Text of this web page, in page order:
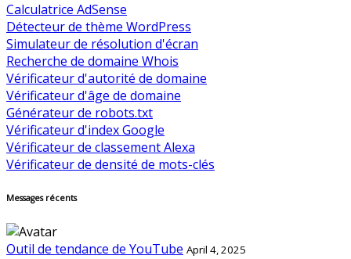
Calculatrice AdSense
Détecteur de thème WordPress
Simulateur de résolution d'écran
Recherche de domaine Whois
Vérificateur d'autorité de domaine
Vérificateur d'âge de domaine
Générateur de robots.txt
Vérificateur d'index Google
Vérificateur de classement Alexa
Vérificateur de densité de mots-clés
Messages récents
Outil de tendance de YouTube April 4, 2025